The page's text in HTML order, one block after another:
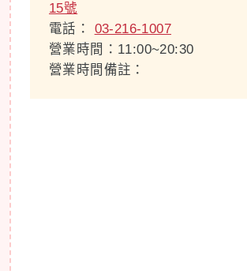
15號
電話： 03-216-1007
營業時間：11:00~20:30
營業時間備註：